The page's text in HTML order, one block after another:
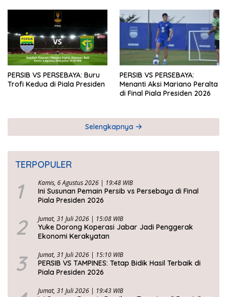
PERSIB VS PERSEBAYA: Buru
Trofi Kedua di Piala Presiden
PERSIB VS PERSEBAYA:
Menanti Aksi Mariano Peralta
di Final Piala Presiden 2026
Selengkapnya
TERPOPULER
1 Kamis, 6 Agustus 2026 | 19:48 WIB
Ini Susunan Pemain Persib vs Persebaya di Final
Piala Presiden 2026
2 Jumat, 31 Juli 2026 | 15:08 WIB
Yuke Dorong Koperasi Jabar Jadi Penggerak
Ekonomi Kerakyatan
3 Jumat, 31 Juli 2026 | 15:10 WIB
PERSIB VS TAMPINES: Tetap Bidik Hasil Terbaik di
Piala Presiden 2026
Jumat, 31 Juli 2026 | 19:43 WIB